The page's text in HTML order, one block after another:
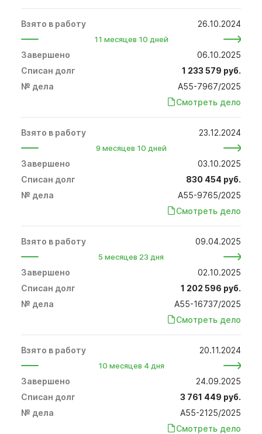
26.10.2024
11 месяцев 10 дней
06.10.2025
1 233 579 руб.
А55-7967/2025
Смотреть дело
23.12.2024
9 месяцев 10 дней
03.10.2025
830 454 руб.
А55-9765/2025
Смотреть дело
09.04.2025
5 месяцев 23 дня
02.10.2025
1 202 596 руб.
А55-16737/2025
Смотреть дело
20.11.2024
10 месяцев 4 дня
24.09.2025
3 761 449 руб.
А55-2125/2025
Смотреть дело